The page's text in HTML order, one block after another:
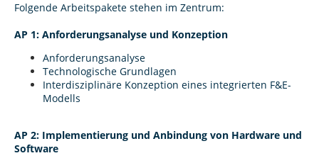
Folgende Arbeitspakete stehen im Zentrum:
AP 1: Anforderungsanalyse und Konzeption
Anforderungsanalyse
Technologische Grundlagen
Interdisziplinäre Konzeption eines integrierten F&E-
Modells
AP 2: Implementierung und Anbindung von Hardware und
Software